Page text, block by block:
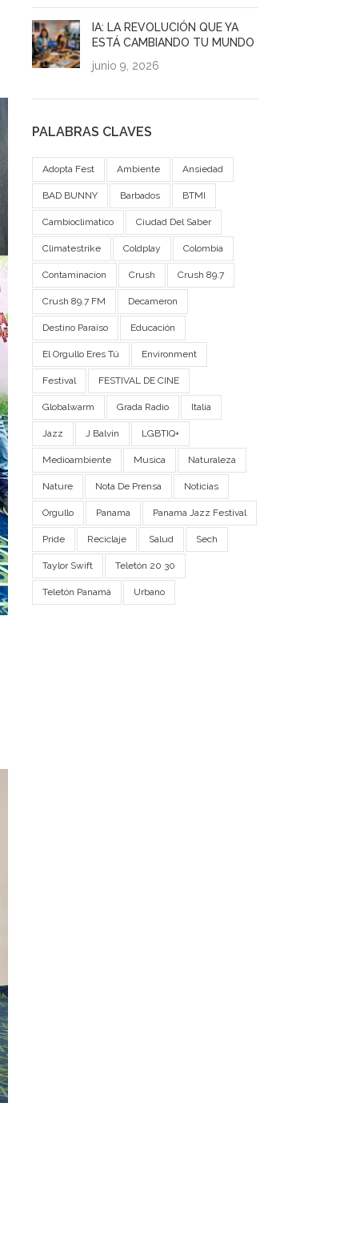
IA: LA REVOLUCIÓN QUE YA
ESTÁ CAMBIANDO TU MUNDO
junio 9, 2026
PALABRAS CLAVES
Adopta Fest Ambiente Ansiedad
BAD BUNNY Barbados BTMI
Cambioclimatico Ciudad Del Saber
Climatestrike Coldplay Colombia
Contaminacion Crush Crush 89.7
Crush 89.7 FM Decameron
Destino Paraíso Educación
El Orgullo Eres Tú Environment
Festival FESTIVAL DE CINE
Globalwarm Grada Radio Italia
Jazz J Balvin LGBTIQ+
Medioambiente Musica Naturaleza
Nature Nota De Prensa Noticias
Orgullo Panama Panama Jazz Festival
Pride Reciclaje Salud Sech
Taylor Swift Teletón 20 30
Teletón Panamá Urbano